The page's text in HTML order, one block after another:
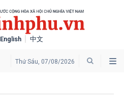
English 中文
Thứ Sáu, 07/08/2026